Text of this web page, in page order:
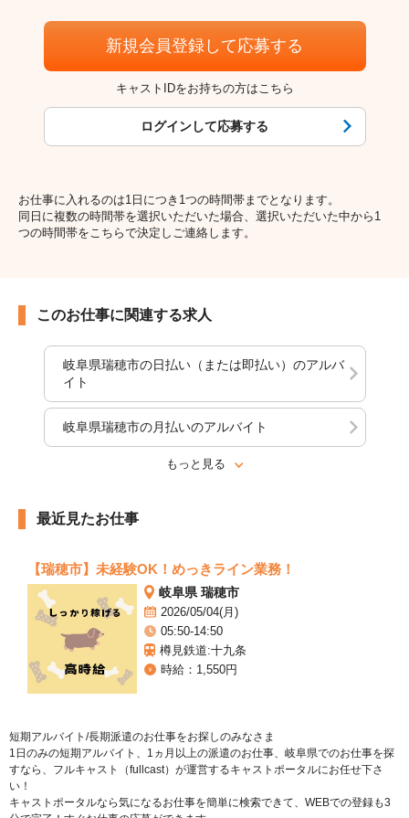
新規会員登録して応募する
キャストIDをお持ちの方はこちら
ログインして応募する
お仕事に入れるのは1日につき1つの時間帯までとなります。
同日に複数の時間帯を選択いただいた場合、選択いただいた中から1
つの時間帯をこちらで決定しご連絡します。
このお仕事に関連する求人
岐阜県瑞穂市の日払い（または即払い）のアルバ
イト
岐阜県瑞穂市の月払いのアルバイト
もっと見る
最近見たお仕事
【瑞穂市】未経験OK！めっきライン業務！
岐阜県 瑞穂市
2026/05/04(月)
05:50-14:50
樽見鉄道:十九条
時給：1,550円
短期アルバイト/長期派遣のお仕事をお探しのみなさま
1日のみの短期アルバイト、1ヵ月以上の派遣のお仕事、岐阜県でのお仕事を探
すなら、フルキャスト（fullcast）が運営するキャストポータルにお任せ下さ
い！
キャストポータルなら気になるお仕事を簡単に検索できて、WEBでの登録も3